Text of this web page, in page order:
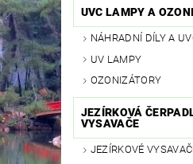
UVC LAMPY A
NÁHRADNÍ DÍLY A
UV LAMPY
OZONIZÁTORY
JEZÍRKOVÁ
VYSAVAČE
JEZÍRKOVÉ